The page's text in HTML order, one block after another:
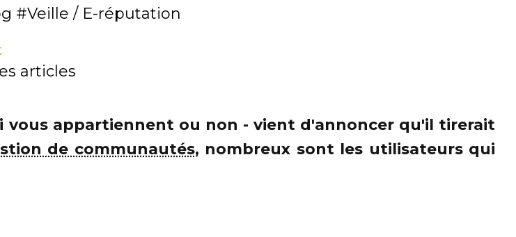
Veille / E-réputation
articles
vous appartiennent ou non - vient d'annoncer qu'il tirerait
de communautés, nombreux sont les utilisateurs qui